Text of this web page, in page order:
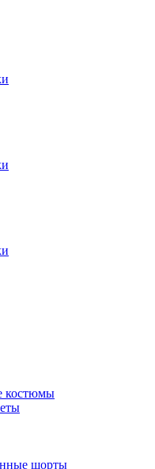
костюмы
шорты